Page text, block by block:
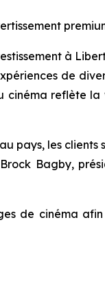
à
de
cinéma reflète
pays, les clients
Bagby,
de cinéma afin